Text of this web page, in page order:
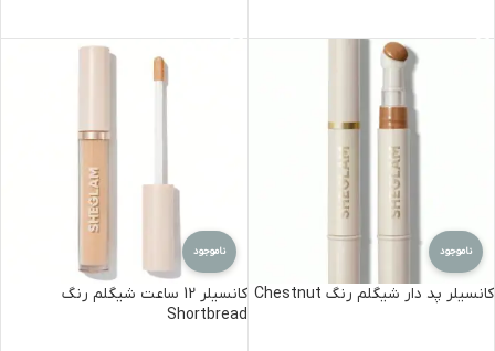
ناموجود
کانسیلر پد دار شیگلم رنگ Chestnut
ناموجود
کانسیلر 12 ساعت شیگلم رنگ
Shortbread